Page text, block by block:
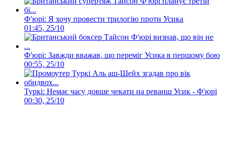
Ф'юрі: Я хочу провести трилогію проти Усика
01:45, 25/10
Ф'юрі: Завжди вважав, що переміг Усика в першому бою
00:55, 25/10
Туркі: Немає часу довше чекати на реванш Усик - Ф'юрі
00:30, 25/10